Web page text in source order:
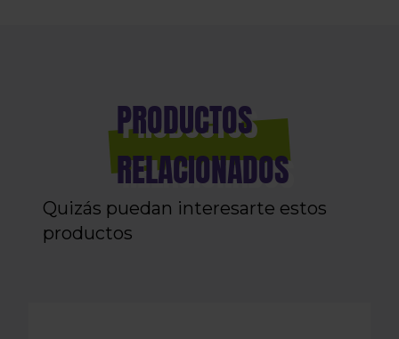
PRODUCTOS
RELACIONADOS
Quizás puedan interesarte estos
productos